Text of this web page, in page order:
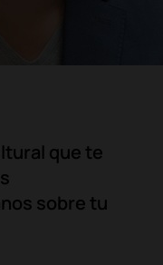
que te
sobre tu